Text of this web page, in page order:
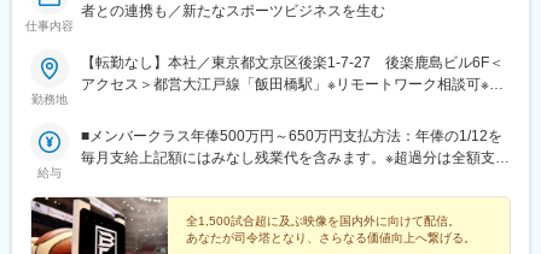
仕事内容
者との連携も／新たなスポーツビジネスを生む
勤務地
【転勤なし】本社／東京都文京区後楽1-7-27 後楽鹿島ビル6F＜
アクセス＞都営大江戸線「飯田橋駅」※リモートワーク相談可※受
給与
■メンバークラス年俸500万円～650万円支払方法：年俸の1/12を
毎月支給上記額にはみなし残業代を含みます。※超過分は全額支給
し残業時間：40時間法定内残業代 4万4,915円～5万8,390円法定
外残業代 5万7,348円～7万4,553円みなし残業時間は法定内残業1
日当たり1時間、法定外残業20時間を合算したものとなります。※
全1,500試合超に及ぶ映像を国内外に向けて配信。
あなたが司令塔となり、さらなる価値向上へ繋げる。